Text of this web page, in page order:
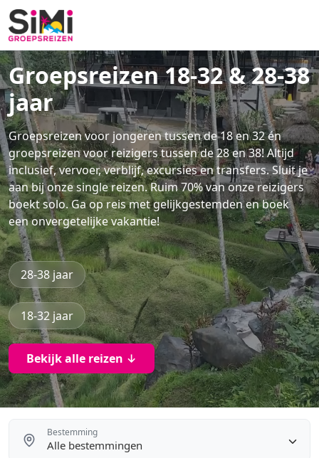
Groepsreizen 18-32 & 28-38
jaar
Groepsreizen voor jongeren tussen de 18 en 32 én
groepsreizen voor reizigers tussen de 28 en 38! Altijd
inclusief, vervoer, verblijf, excursies en transfers. Sluit je
aan bij onze single reizen. Ruim 70% van onze reizigers
boekt solo. Ga op reis met gelijkgestemden en boek
een onvergetelijke vakantie!
Bekijk alle reizen ↓
18-32 jaar
28-38 jaar
Bestemming
Alle bestemmingen